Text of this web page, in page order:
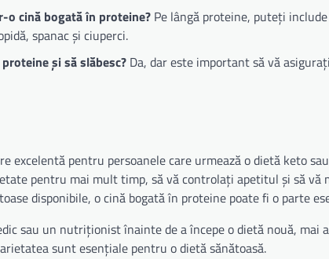
o cină bogată în proteine? Pe lângă proteine, puteți
spanac și ciuperci.
și să slăbesc? Da, dar este important să vă
excelentă pentru persoanele care urmează o dietă keto
pentru mai mult timp, să vă controlați apetitul și să vă
disponibile, o cină bogată în proteine poate fi o parte
sau un nutriționist înainte de a începe o dietă nouă, mai
sunt esențiale pentru o dietă sănătoasă.